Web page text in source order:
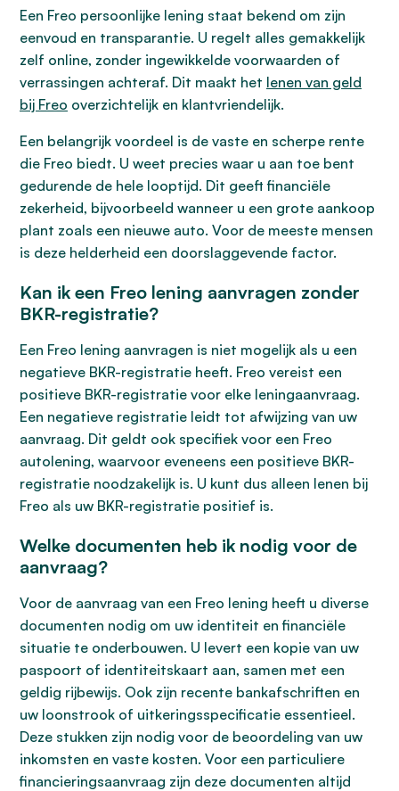
Een Freo persoonlijke lening staat bekend om zijn
eenvoud en transparantie. U regelt alles gemakkelijk
zelf online, zonder ingewikkelde voorwaarden of
verrassingen achteraf. Dit maakt het lenen van geld
bij Freo overzichtelijk en klantvriendelijk.
Een belangrijk voordeel is de vaste en scherpe rente
die Freo biedt. U weet precies waar u aan toe bent
gedurende de hele looptijd. Dit geeft financiële
zekerheid, bijvoorbeeld wanneer u een grote aankoop
plant zoals een nieuwe auto. Voor de meeste mensen
is deze helderheid een doorslaggevende factor.
Kan ik een Freo lening aanvragen zonder
BKR-registratie?
Een Freo lening aanvragen is niet mogelijk als u een
negatieve BKR-registratie heeft. Freo vereist een
positieve BKR-registratie voor elke leningaanvraag.
Een negatieve registratie leidt tot afwijzing van uw
aanvraag. Dit geldt ook specifiek voor een Freo
autolening, waarvoor eveneens een positieve BKR-
registratie noodzakelijk is. U kunt dus alleen lenen bij
Freo als uw BKR-registratie positief is.
Welke documenten heb ik nodig voor de
aanvraag?
Voor de aanvraag van een Freo lening heeft u diverse
documenten nodig om uw identiteit en financiële
situatie te onderbouwen. U levert een kopie van uw
paspoort of identiteitskaart aan, samen met een
geldig rijbewijs. Ook zijn recente bankafschriften en
uw loonstrook of uitkeringsspecificatie essentieel.
Deze stukken zijn nodig voor de beoordeling van uw
inkomsten en vaste kosten. Voor een particuliere
financieringsaanvraag zijn deze documenten altijd